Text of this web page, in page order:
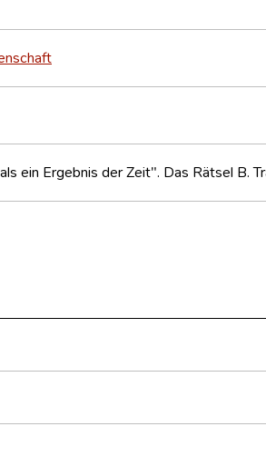
ein Ergebnis der Zeit". Das Rätsel B.